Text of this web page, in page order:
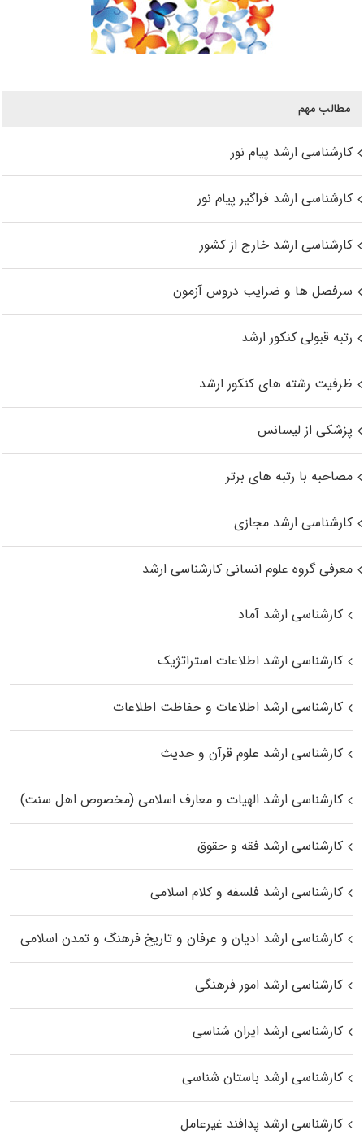
مطالب مهم
کارشناسی ارشد پیام نور
کارشناسی ارشد فراگیر پیام نور
کارشناسی ارشد خارج از کشور
سرفصل ها و ضرایب دروس آزمون
رتبه قبولی کنکور ارشد
ظرفیت رشته های کنکور ارشد
پزشکی از لیسانس
مصاحبه با رتبه های برتر
کارشناسی ارشد مجازی
معرفی گروه علوم انسانی کارشناسی ارشد
کارشناسی ارشد آماد
کارشناسی ارشد اطلاعات استراتژیک
کارشناسی ارشد اطلاعات و حفاظت اطلاعات
کارشناسی ارشد علوم قرآن و حدیث
کارشناسی ارشد الهیات و معارف اسلامی (مخصوص اهل سنت)
کارشناسی ارشد فقه و حقوق
کارشناسی ارشد فلسفه و کلام اسلامی
کارشناسی ارشد ادیان و عرفان و تاریخ فرهنگ و تمدن اسلامی
کارشناسی ارشد امور فرهنگی
کارشناسی ارشد ایران شناسی
کارشناسی ارشد باستان شناسی
کارشناسی ارشد پدافند غیرعامل